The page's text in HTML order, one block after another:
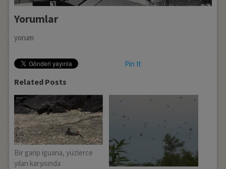
Yorumlar
yorum
Pin It
Related Posts
Bir garip iguana, yüzlerce
yılan karşısında